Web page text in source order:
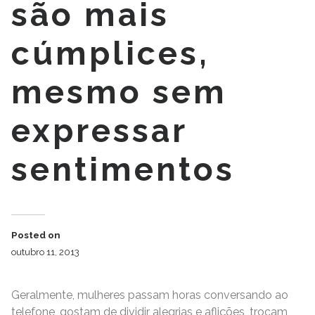
são mais
cúmplices,
mesmo sem
expressar
sentimentos
Posted on
outubro 11, 2013
Geralmente, mulheres passam horas conversando ao
telefone, gostam de dividir alegrias e aflições, trocam